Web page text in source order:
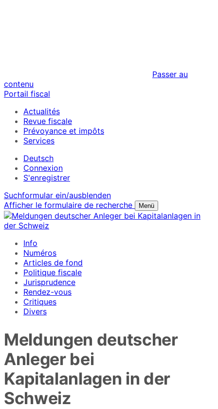
Passer au
contenu
Portail fiscal
Actualités
Revue fiscale
Prévoyance et impôts
Services
Deutsch
Connexion
S'enregistrer
Suchformular ein/ausblenden
Afficher le formulaire de recherche
Menü
Info
Numéros
Articles de fond
Politique fiscale
Jurisprudence
Rendez-vous
Critiques
Divers
Meldungen deutscher
Anleger bei
Kapitalanlagen in der
Schweiz